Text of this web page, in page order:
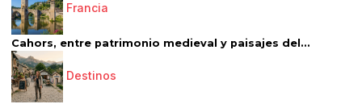
Francia
Cahors, entre patrimonio medieval y paisajes del...
Destinos